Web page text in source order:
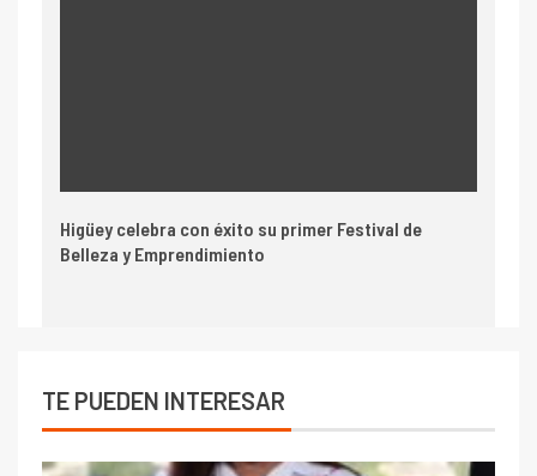
Higüey celebra con éxito su primer Festival de
Belleza y Emprendimiento
TE PUEDEN INTERESAR